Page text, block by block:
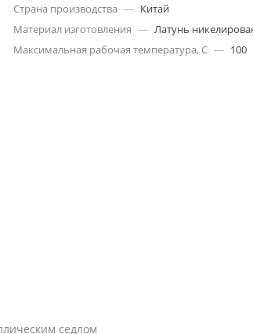
Страна производства — Китай
Материал изготовления — Латунь
Максимальная рабочая температура, С — 100
седлом